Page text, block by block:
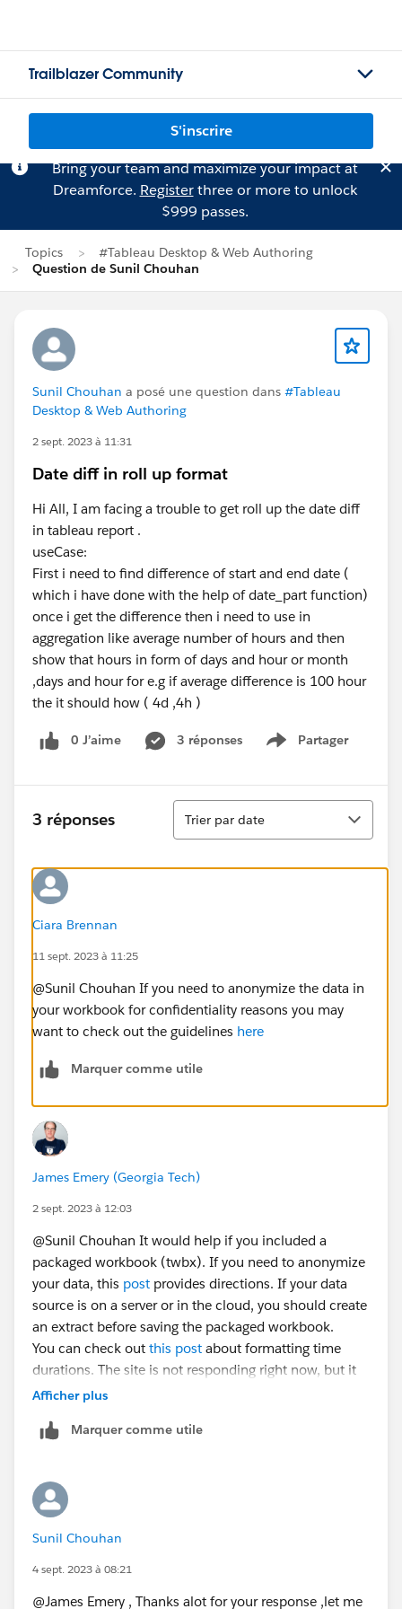
Trailblazer Community
S'inscrire
Bring your team and maximize your impact at
Dreamforce. Registerthree or more to unlock
$999 passes.
Topics
#Tableau Desktop & Web Authoring
Question de Sunil Chouhan
Sunil Chouhan a posé une question dans #Tableau
Desktop & Web Authoring
2 sept. 2023 à 11:31
Date diff in roll up format
Hi All, I am facing a trouble to get roll up the date diff
in tableau report .
useCase:
First i need to find difference of start and end date (
which i have done with the help of date_part function)
once i get the difference then i need to use in
aggregation like average number of hours and then
show that hours in form of days and hour or month
,days and hour for e.g if average difference is 100 hour
the it should how ( 4d ,4h )
0 J’aime 3 réponses Partager
Show menu
3 réponses
Tri
Trier par date
Ciara Brennan
11 sept. 2023 à 11:25
@Sunil Chouhan​ If you need to anonymize the data in
your workbook for confidentiality reasons you may
want to check out the guidelines here
Marquer comme utile
James Emery (Georgia Tech)
2 sept. 2023 à 12:03
@Sunil Chouhan​ It would help if you included a
packaged workbook (twbx). If you need to anonymize
your data, this post provides directions. If your data
source is on a server or in the cloud, you should create
an extract before saving the packaged workbook.
You can check out this post about formatting time
durations. The site is not responding right now, but it
worked earlier this week, so it may begin working
's response tothis question
//and use a custom number format of
IIF([Seconds] % 60 == 60,0,[Seconds] % 60)//
+ IIF(INT([Seconds]/60) %60 == 60, 0,
+ INT([Seconds]/3600) * 10000 //hours
Afficher plus
Marquer comme utile
Sunil Chouhan
4 sept. 2023 à 08:21
@James Emery​ , Thanks alot for your response ,let me